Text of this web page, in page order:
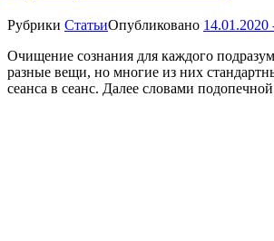
Рубрики СтатьиОпубликовано 14.01.2020
Очищение сознания для каждого
разные вещи, но многие из них
сеанса в сеанс. Далее словами